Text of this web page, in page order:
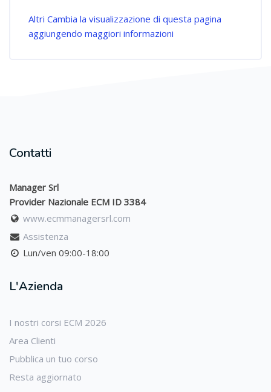
Altri Cambia la visualizzazione di questa pagina
aggiungendo maggiori informazioni
Contatti
Manager Srl
Provider Nazionale ECM ID 3384
www.ecmmanagersrl.com
Assistenza
Lun/ven 09:00-18:00
L'Azienda
I nostri corsi ECM 2026
Area Clienti
Pubblica un tuo corso
Resta aggiornato